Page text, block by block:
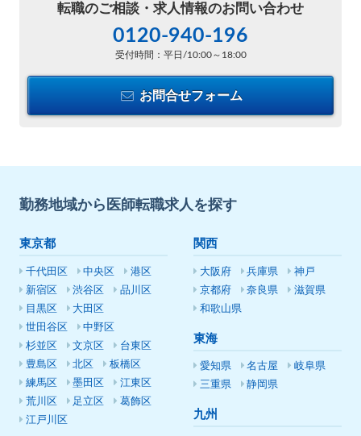
転職のご相談・ 求人情報のお問い合わせ
0120-940-196
受付時間：平日/10:00～18:00
お問合せフォーム
勤務地域から医師転職求人を探す
東京都
千代田区 中央区
港区
新宿区
渋谷区
品川区
目黒区
大田区
世田谷区
中野区
杉並区
文京区
台東区
豊島区
北区
板橋区
練馬区
墨田区
江東区
荒川区
足立区
葛飾区
江戸川区
関西
大阪府 兵庫県
神戸
京都府
奈良県
滋賀県
和歌山県
東海
愛知県 名古屋
岐阜県
三重県
静岡県
九州